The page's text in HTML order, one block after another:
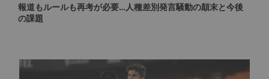
報道もルールも再考が必要…人種差別発言騒動の顛末と今後
の課題